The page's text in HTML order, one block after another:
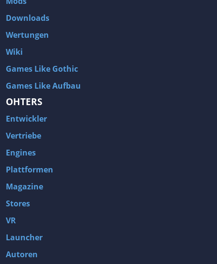
Downloads
Wertungen
Wiki
Games Like Gothic
Games Like Aufbau
OHTERS
Entwickler
Vertriebe
Engines
Plattformen
Magazine
Stores
VR
Launcher
Autoren